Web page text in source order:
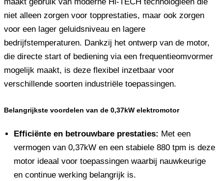
niet alleen zorgen voor topprestaties, maar ook zorgen
voor een lager geluidsniveau en lagere
bedrijfstemperaturen. Dankzij het ontwerp van de motor,
die directe start of bediening via een frequentieomvormer
mogelijk maakt, is deze flexibel inzetbaar voor
verschillende soorten industriële toepassingen.
Belangrijkste voordelen van de 0,37kW elektromotor
Efficiënte en betrouwbare prestaties: Met een
vermogen van 0,37kW en een stabiele 880 tpm is deze
motor ideaal voor toepassingen waarbij nauwkeurige
en continue werking belangrijk is.